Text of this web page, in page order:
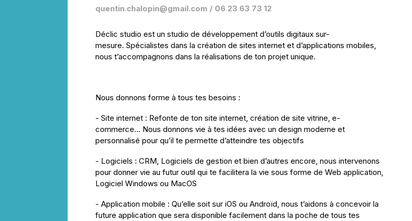
quentin.chalopin@gmail.com / 06 23 63 73 12
Déclic studio est un studio de développement d’outils digitaux sur-
mesure. Spécialistes dans la création de sites internet et d’applications mobiles,
nous t’accompagnons dans la réalisations de ton projet unique.
Nous donnons forme à tous tes besoins :
- Site internet : Refonte de ton site internet, création de site vitrine, e-
commerce… Nous donnons vie à tes idées avec un design moderne et
personnalisé pour qu’il te permette d’atteindre tes objectifs
- Logiciels : CRM, Logiciels de gestion et bien d’autres encore, nous intervenons
pour donner vie au futur outil qui te facilitera la vie sous forme de Web application,
Logiciel Windows ou MacOS
- Application mobile : Qu’elle soit sur iOS ou Androïd, nous t’aidons à concevoir la
future application que sera disponible facilement dans la poche de tous tes